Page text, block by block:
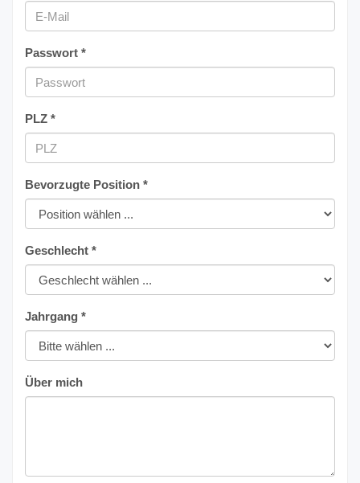
Passwort *
PLZ *
Bevorzugte Position *
Geschlecht *
Jahrgang *
Über mich